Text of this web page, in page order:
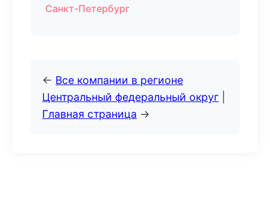
Санкт-Петербург
← Все компании в регионе
Центральный федеральный округ
Главная страница →